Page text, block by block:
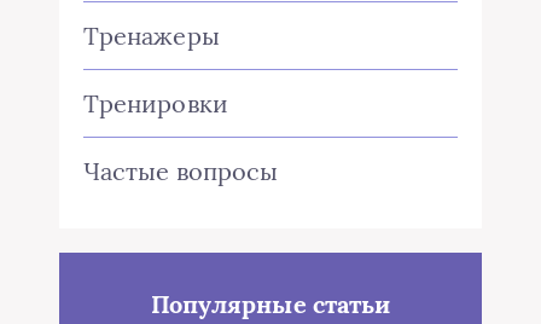
Тренажеры
Тренировки
Частые вопросы
Популярные статьи